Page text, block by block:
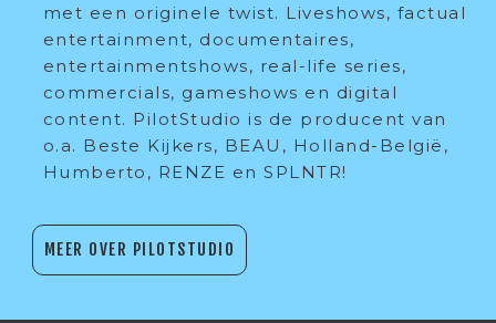
met een originele twist. Liveshows, factual
entertainment, documentaires,
entertainmentshows, real-life series,
commercials, gameshows en digital
content. PilotStudio is de producent van
o.a. Beste Kijkers, BEAU, Holland-België,
Humberto, RENZE en SPLNTR!
MEER OVER PILOTSTUDIO